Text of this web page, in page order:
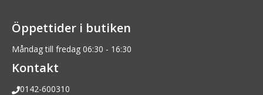
Öppettider i butiken
Måndag till fredag 06:30 - 16:30
Kontakt
0142-600310